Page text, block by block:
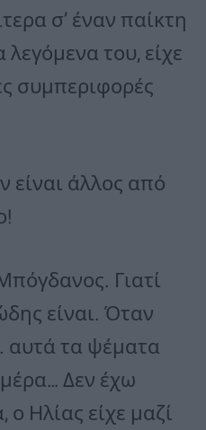
σ’ έναν παίκτη
του, είχε
συμπεριφορές
είναι άλλος από
Γιατί
είναι. Όταν
αυτά τα ψέματα
Δεν έχω
Ηλίας είχε μαζί